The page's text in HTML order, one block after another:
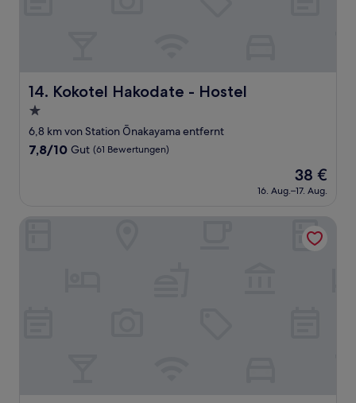
14. Kokotel Hakodate - Hostel
Kokotel Hakodate - Hostel
1.0-
Stern-
Unterkunft
6,8 km von Station Ōnakayama entfernt
7.8
Bewertungen)
7,8/10 Gut (61 Bewertungen)
Der
Preis
beträgt
38 €
16. Aug.–17. Aug.